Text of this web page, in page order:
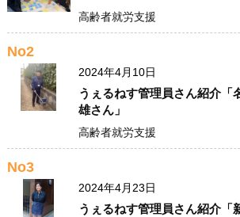
高齢者就労支援
No2
2024年4月10日
うぇるねす管理員さん紹介
雄さん」
高齢者就労支援
No3
2024年4月23日
うぇるねす管理員さん紹介